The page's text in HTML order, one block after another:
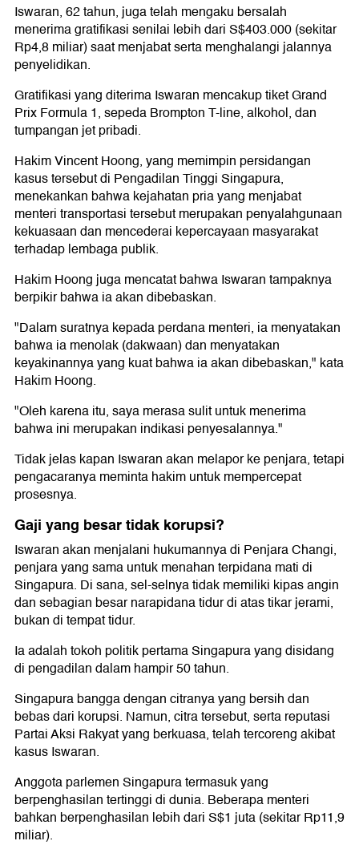
Iswaran, 62 tahun, juga telah mengaku bersalah
menerima gratifikasi senilai lebih dari S$403.000 (sekitar
Rp4,8 miliar) saat menjabat serta menghalangi jalannya
penyelidikan.
Gratifikasi yang diterima Iswaran mencakup tiket Grand
Prix Formula 1, sepeda Brompton T-line, alkohol, dan
tumpangan jet pribadi.
Hakim Vincent Hoong, yang memimpin persidangan
kasus tersebut di Pengadilan Tinggi Singapura,
menekankan bahwa kejahatan pria yang menjabat
menteri transportasi tersebut merupakan penyalahgunaan
kekuasaan dan mencederai kepercayaan masyarakat
terhadap lembaga publik.
Hakim Hoong juga mencatat bahwa Iswaran tampaknya
berpikir bahwa ia akan dibebaskan.
"Dalam suratnya kepada perdana menteri, ia menyatakan
bahwa ia menolak (dakwaan) dan menyatakan
keyakinannya yang kuat bahwa ia akan dibebaskan," kata
Hakim Hoong.
"Oleh karena itu, saya merasa sulit untuk menerima
bahwa ini merupakan indikasi penyesalannya."
Tidak jelas kapan Iswaran akan melapor ke penjara, tetapi
pengacaranya meminta hakim untuk mempercepat
prosesnya.
Gaji yang besar tidak korupsi?
Iswaran akan menjalani hukumannya di Penjara Changi,
penjara yang sama untuk menahan terpidana mati di
Singapura. Di sana, sel-selnya tidak memiliki kipas angin
dan sebagian besar narapidana tidur di atas tikar jerami,
bukan di tempat tidur.
Ia adalah tokoh politik pertama Singapura yang disidang
di pengadilan dalam hampir 50 tahun.
Singapura bangga dengan citranya yang bersih dan
bebas dari korupsi. Namun, citra tersebut, serta reputasi
Partai Aksi Rakyat yang berkuasa, telah tercoreng akibat
kasus Iswaran.
Anggota parlemen Singapura termasuk yang
berpenghasilan tertinggi di dunia. Beberapa menteri
bahkan berpenghasilan lebih dari S$1 juta (sekitar Rp11,9
miliar).